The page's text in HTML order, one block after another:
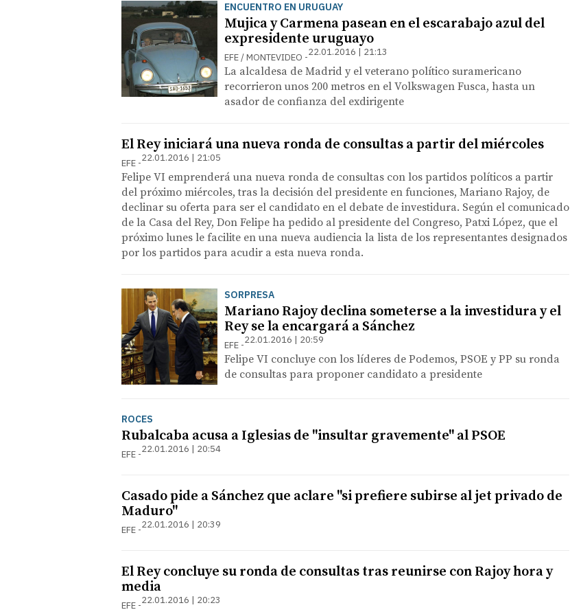
ENCUENTRO EN URUGUAY
Mujica y Carmena pasean en el escarabajo azul del
expresidente uruguayo
EFE / MONTEVIDEO 22.01.2016 | 21:13
La alcaldesa de Madrid y el veterano político suramericano
recorrieron unos 200 metros en el Volkswagen Fusca, hasta un
asador de confianza del exdirigente
El Rey iniciará una nueva ronda de consultas a partir del miércoles
EFE 22.01.2016 | 21:05
Felipe VI emprenderá una nueva ronda de consultas con los partidos políticos a partir
del próximo miércoles, tras la decisión del presidente en funciones, Mariano Rajoy, de
declinar su oferta para ser el candidato en el debate de investidura. Según el comunicado
de la Casa del Rey, Don Felipe ha pedido al presidente del Congreso, Patxi López, que el
próximo lunes le facilite en una nueva audiencia la lista de los representantes designados
por los partidos para acudir a esta nueva ronda.
SORPRESA
Mariano Rajoy declina someterse a la investidura y el
Rey se la encargará a Sánchez
EFE 22.01.2016 | 20:59
Felipe VI concluye con los líderes de Podemos, PSOE y PP su ronda
de consultas para proponer candidato a presidente
ROCES
Rubalcaba acusa a Iglesias de "insultar gravemente" al PSOE
EFE 22.01.2016 | 20:54
Casado pide a Sánchez que aclare "si prefiere subirse al jet privado de
Maduro"
EFE 22.01.2016 | 20:39
El Rey concluye su ronda de consultas tras reunirse con Rajoy hora y
media
EFE 22.01.2016 | 20:23